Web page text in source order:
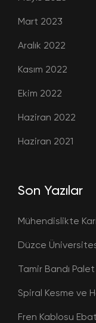
Mart 2023
Aralık 2022
Kasım 2022
Ekim 2022
Haziran 2022
Haziran 2021
Son Yazılar
Mühendislikte
Düzce
Tamir Bandı
Spiral Kesme ve
Fren Kablosu